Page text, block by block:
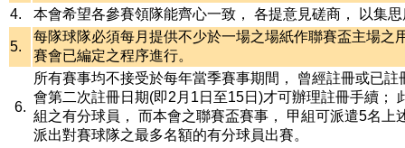
4.
本會希望各參賽領隊能齊心一致， 各提意見磋商， 以集
5.
每隊球隊必須每月提供不少於一場之場紙作聯賽盃主場
賽會已編定之程序進行。
6.
所有賽事均不接受於每年當季賽事期間， 曾經註冊或已
會第二次註冊日期(即2月1日至15日)才可辦理註冊手續；
組之有分球員， 而本會之聯賽盃賽事， 甲組可派遣5名
派出對賽球隊之最多名額的有分球員出賽。